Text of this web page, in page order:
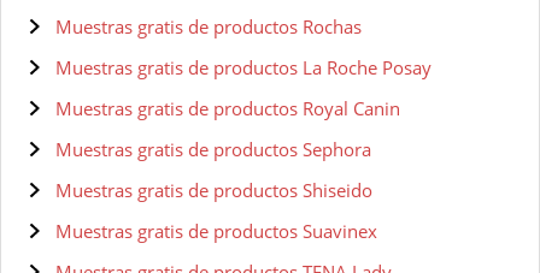
Muestras gratis de productos Rochas
Muestras gratis de productos La Roche Posay
Muestras gratis de productos Royal Canin
Muestras gratis de productos Sephora
Muestras gratis de productos Shiseido
Muestras gratis de productos Suavinex